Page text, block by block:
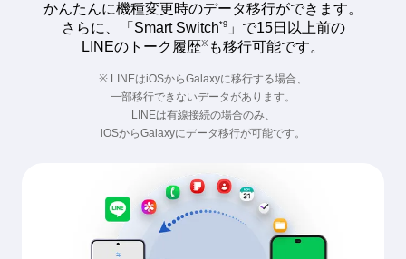
かんたんに機種変更時のデータ移行ができます。
さらに、「Smart Switch*9」で15日以上前の
LINEのトーク履歴※ も移行可能です。
※ LINEはiOSからGalaxyに移行する場合、
一部移行できないデータがあります。
LINEは有線接続の場合のみ、
iOSからGalaxyにデータ移行が可能です。